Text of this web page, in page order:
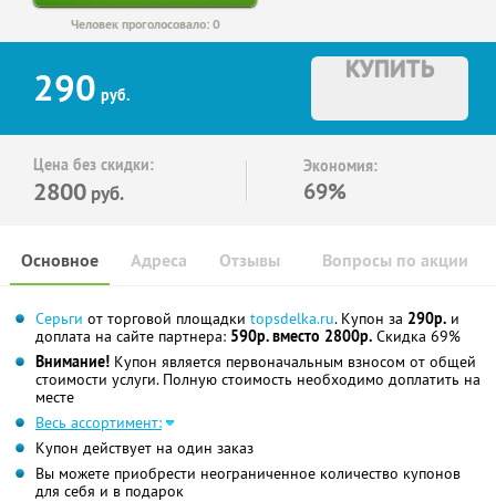
Человек проголосовало: 0
290 руб.
КУПИТЬ
Цена без скидки:
2800 руб.
Экономия:
69%
Основное Отзывы Вопросы по акции
Адреса
Серьги от торговой площадки topsdelka.ru. Купон за 290р. и
доплата на сайте партнера: 590р. вместо 2800р. Скидка 69%
Внимание! Купон является первоначальным взносом от общей
стоимости услуги. Полную стоимость необходимо доплатить на
месте
Весь ассортимент:
Купон действует на один заказ
Вы можете приобрести неограниченное количество купонов
для себя и в подарок